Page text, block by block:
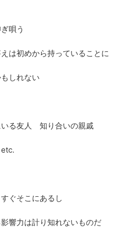
唄う
は初めから持っていることに
しれない
る友人 知り合いの親戚
ぐそこにあるし
響力は計り知れないものだ